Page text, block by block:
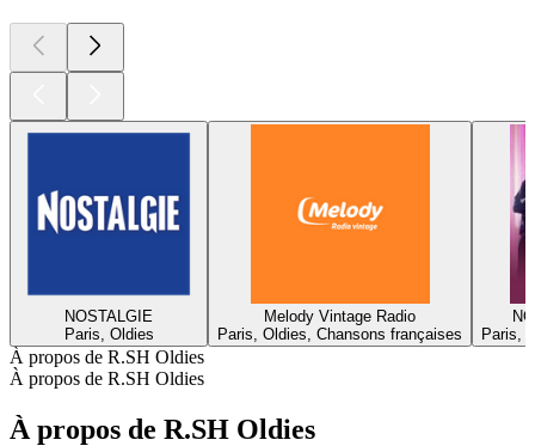
NOSTALGIE
Paris, Oldies
Melody Vintage Radio
Paris, Oldies, Chansons françaises
Paris,
À propos de R.SH Oldies
À propos de R.SH Oldies
À propos de R.SH Oldies